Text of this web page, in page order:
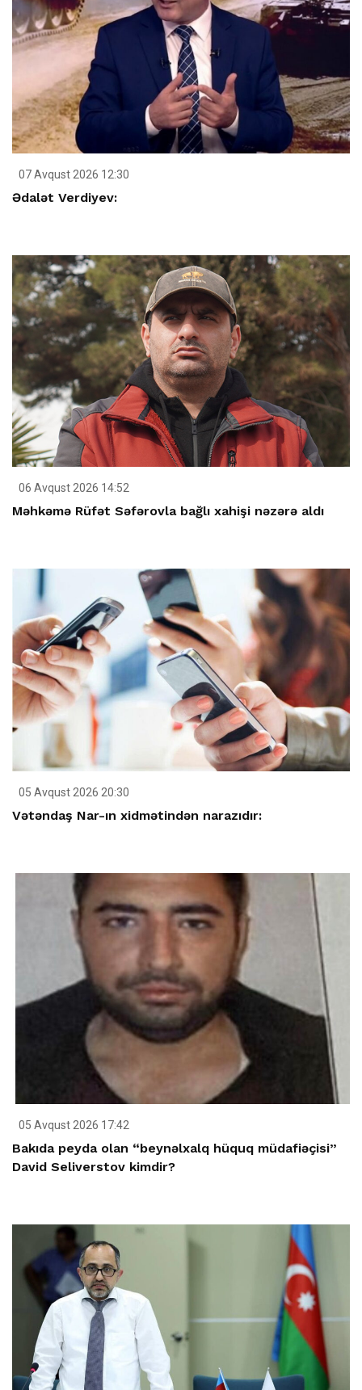
07 Avqust 2026 12:30
Ədalət Verdiyev:
06 Avqust 2026 14:52
Məhkəmə Rüfət Səfərovla bağlı xahişi nəzərə aldı
05 Avqust 2026 20:30
Vətəndaş Nar-ın xidmətindən narazıdır:
05 Avqust 2026 17:42
Bakıda peyda olan “beynəlxalq hüquq müdafiəçisi”
David Seliverstov kimdir?